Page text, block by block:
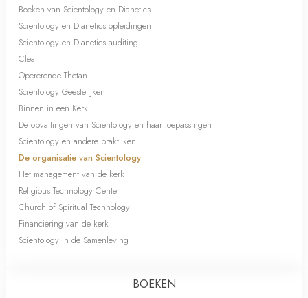
Boeken van Scientology en Dianetics
Scientology en Dianetics opleidingen
Scientology en Dianetics auditing
Clear
Opererende Thetan
Scientology Geestelijken
Binnen in een Kerk
De opvattingen van Scientology en haar toepassingen
Scientology en andere praktijken
De organisatie van Scientology
Het management van de kerk
Religious Technology Center
Church of Spiritual Technology
Financiering van de kerk
Scientology in de Samenleving
BOEKEN